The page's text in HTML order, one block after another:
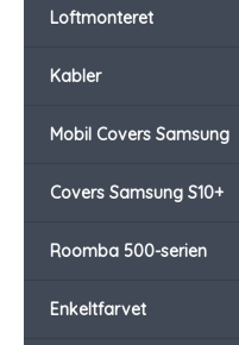
Loftmonteret
Kabler
Mobil Covers Samsung
Covers Samsung S10+
Roomba 500-serien
Enkeltfarvet